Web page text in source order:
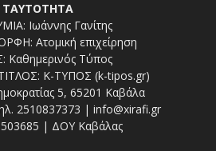
ΤΑΥΤΟΤΗΤΑ
Ιωάννης Γανίτης
Ατομική επιχείρηση
Καθημερινός Τύπος
Κ-ΤΥΠΟΣ (k-tipos.gr)
5, 65201 Καβάλα
2510837373 | info@xirafi.gr
| ΔΟΥ Καβάλας